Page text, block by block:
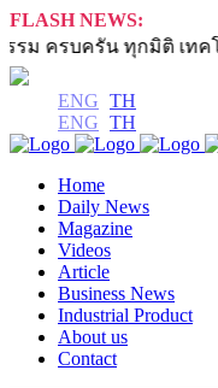
FLASH NEWS:
รม ครบครัน ทุกมิติ เทค
ENG TH
ENG TH
Home
Daily News
Magazine
Videos
Article
Business News
Industrial Product
About us
Contact